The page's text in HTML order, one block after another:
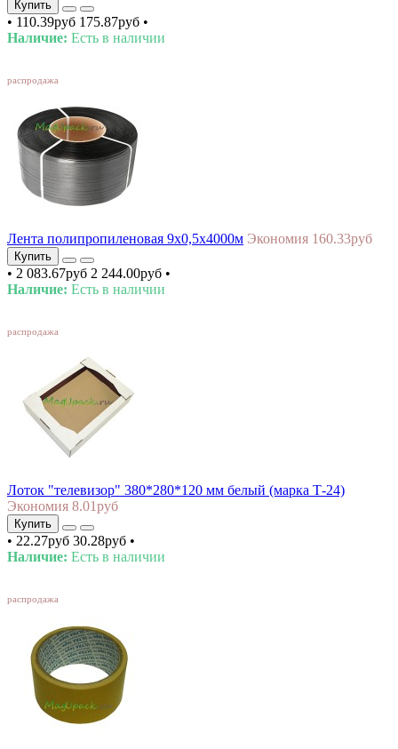
Купить
• 110.39руб 175.87руб •
Наличие: Есть в наличии
распродажа
Лента полипропиленовая 9х0,5х4000м Экономия 160.33руб
Купить
• 2 083.67руб 2 244.00руб •
Наличие: Есть в наличии
распродажа
Лоток "телевизор" 380*280*120 мм белый (марка Т-24)
Экономия 8.01руб
Купить
• 22.27руб 30.28руб •
Наличие: Есть в наличии
распродажа